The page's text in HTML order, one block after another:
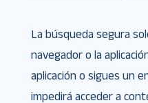
La búsqueda segura
navegador o la
aplicación o sigues un
impedirá acceder a